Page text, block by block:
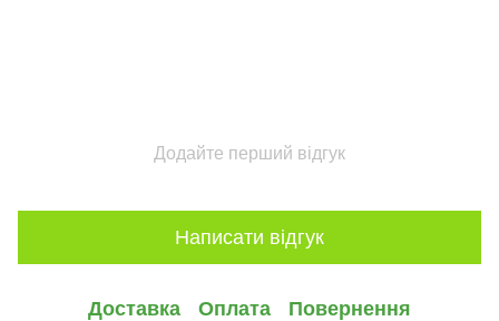
Додайте перший відгук
Написати відгук
Доставка Оплата Повернення